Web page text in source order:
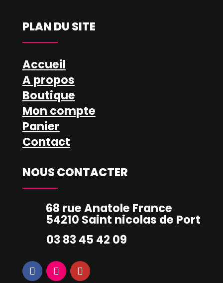
PLAN DU SITE
Accueil
A propos
Boutique
Mon compte
Panier
Contact
NOUS CONTACTER
68 rue Anatole France
54210 Saint nicolas de Port
03 83 45 42 09